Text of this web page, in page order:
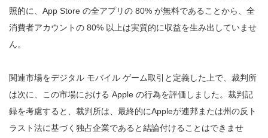
照的に、App Store の全アプリの 80% が無料であることから、全
消費者アカウントの 80% 以上は実質的に収益を生み出していませ
ん。
関連市場をデジタル モバイル ゲーム取引と定義した上で、裁判所
は次に、この市場における Apple の行為を評価しました。裁判記
録を考慮すると、裁判所は、最終的にAppleが連邦または州の反ト
ラスト法に基づく独占企業であると結論付けることはできませ